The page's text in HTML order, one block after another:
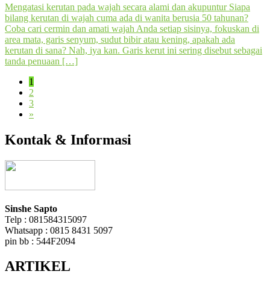
Mengatasi kerutan pada wajah secara alami dan akupuntur Siapa
bilang kerutan di wajah cuma ada di wanita berusia 50 tahunan?
Coba cari cermin dan amati wajah Anda setiap sisinya, fokuskan di
area mata, garis senyum, sudut bibir atau kening, apakah ada
kerutan di sana? Nah, iya kan. Garis kerut ini sering disebut sebagai
tanda penuaan […]
Navigasi
pos
Page
1
Page
2
Page
3
»
Kontak & Informasi
Sinshe Sapto
Telp : 081584315097
Whatsapp : 0815 8431 5097
pin bb : 544F2094
ARTIKEL